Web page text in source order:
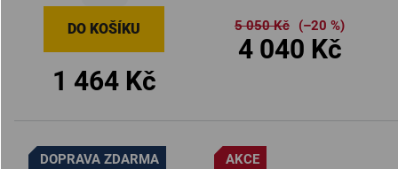
1 464 Kč
DO KOŠÍKU
4 040 Kč
5 050 Kč (–20 %)
DOPRAVA ZDARMA AKCE